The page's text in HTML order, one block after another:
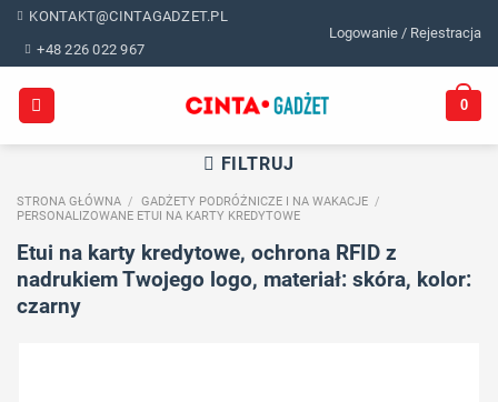
Skip
content
KONTAKT@CINTAGADZET.PL
+48 226 022 967
Logowanie / Rejestracja
0
FILTRUJ
STRONA GŁÓWNA / GADŻETY PODRÓŻNICZE I NA WAKACJE /
PERSONALIZOWANE ETUI NA KARTY KREDYTOWE
Etui na karty kredytowe, ochrona RFID z
nadrukiem Twojego logo, materiał: skóra, kolor:
czarny